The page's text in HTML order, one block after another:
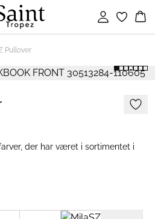
Log ind
Pullover
der har været i sortimentet i